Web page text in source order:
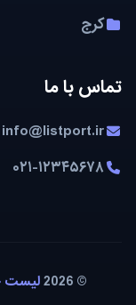
کرج
تماس با ما
info@listport.ir
۰۲۱-۱۲۳۴۵۶۷۸
© 2026 لیست